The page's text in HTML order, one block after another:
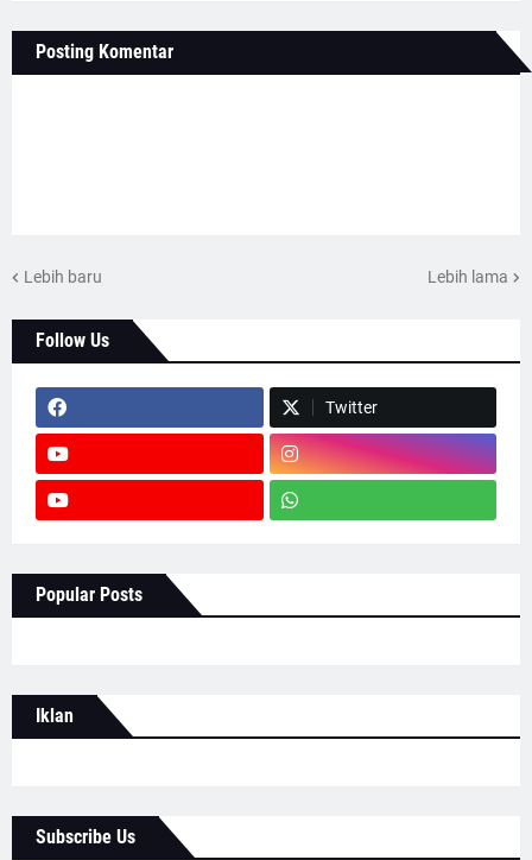
Posting Komentar
Lebih baru Lebih lama
Follow Us
Twitter
Popular Posts
Iklan
Subscribe Us